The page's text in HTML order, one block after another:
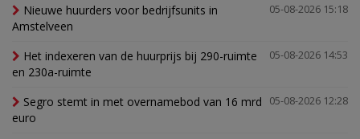
05-08-2026 15:18
Nieuwe huurders voor bedrijfsunits in
Amstelveen
05-08-2026 14:53
Het indexeren van de huurprijs bij 290-ruimte
en 230a-ruimte
05-08-2026 12:28
Segro stemt in met overnamebod van 16 mrd
euro